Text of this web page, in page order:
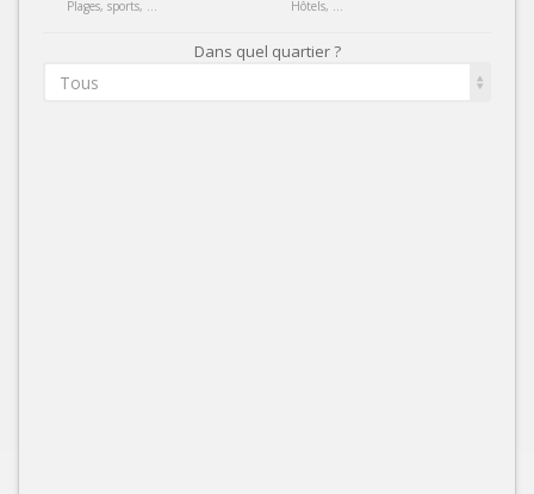
Plages, sports, ... Hôtels, ...
Dans quel quartier ?
Tous